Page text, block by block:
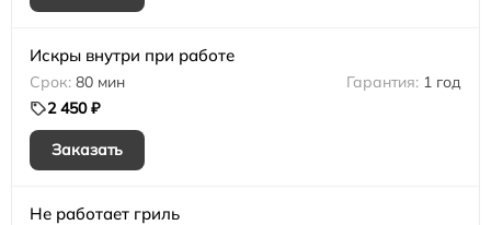
Искры внутри при работе
80 мин
1 год
2 450 ₽
Заказать
Не работает гриль